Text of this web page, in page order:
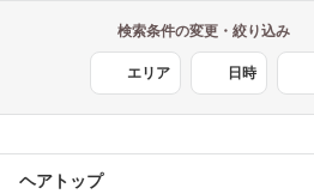
検索条件の変更・絞り込み
エリア 日時
ヘアトップ